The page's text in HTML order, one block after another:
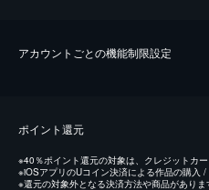
アカウントごとの機能制限設定
ポイント還元
※40％ポイント還元の対象は、クレジットカ
※iOSアプリのUコイン決済による作品の購入 /
※還元の対象外となる決済方法や商品がありま